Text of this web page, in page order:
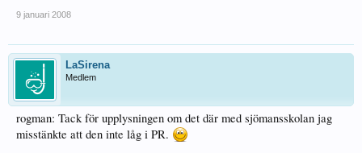
9 januari 2008
LaSirena
Medlem
rogman: Tack för upplysningen om det där med sjömansskolan jag
misstänkte att den inte låg i PR.